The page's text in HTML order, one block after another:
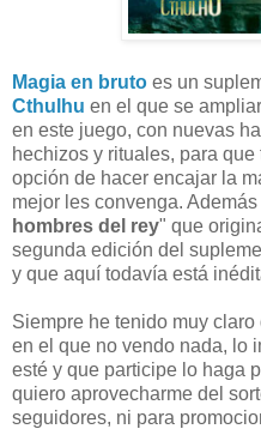
Magia en bruto es un
Cthulhu en el que se
en este juego, con nuevas
hechizos y rituales, para
opción de hacer encajar la
mejor les convenga.
hombres del rey" que
segunda edición del
y que aquí todavía está
Siempre he tenido muy
en el que no vendo nada, lo
esté y que participe lo haga
quiero aprovecharme del
seguidores, ni para